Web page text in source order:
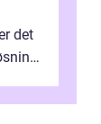
det